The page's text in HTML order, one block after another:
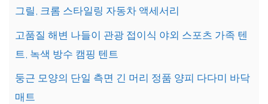
그릴, 크롬 스타일링 자동차 액세서리
고품질 해변 나들이 관광 접이식 야외 스포츠 가족 텐
트, 녹색 방수 캠핑 텐트
둥근 모양의 단일 측면 긴 머리 정품 양피 다다미 바닥
매트